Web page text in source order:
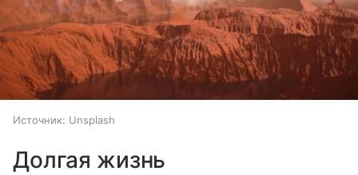
Источник: Unsplash
Долгая жизнь